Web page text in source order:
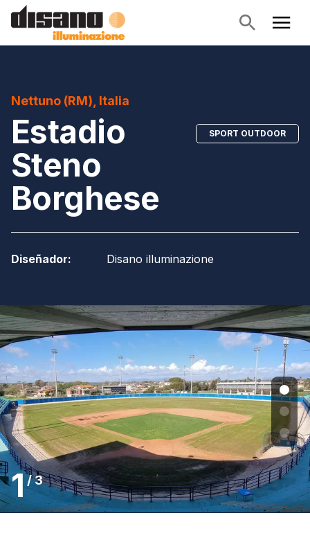
Nettuno (RM), Italia
Estadio
Steno
Borghese
SPORT OUTDOOR
Diseñador: Disano illuminazione
1 /3